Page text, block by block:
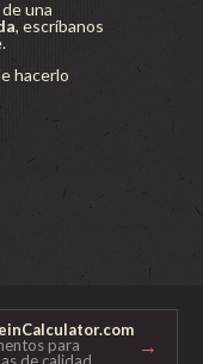
una
, escríbanos
hacerlo
para
→